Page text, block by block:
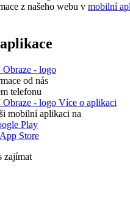
z našeho webu v mobilní
od nás
telefonu
Více o aplikaci
mobilní aplikaci na
zajímat